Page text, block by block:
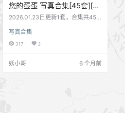
您的蛋蛋 写真合集[45套][持
续更新]
2026.01.23日更新1套，合集共45
写真合集
317 2
妖小哥 6 个月前